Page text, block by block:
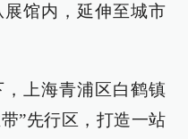
馆内，延伸至城市
上海青浦区白鹤镇
”先行区，打造一站